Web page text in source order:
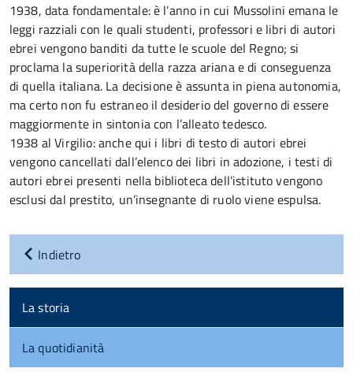
1938, data fondamentale: è l’anno in cui Mussolini emana le
leggi razziali con le quali studenti, professori e libri di autori
ebrei vengono banditi da tutte le scuole del Regno; si
proclama la superiorità della razza ariana e di conseguenza
di quella italiana. La decisione è assunta in piena autonomia,
ma certo non fu estraneo il desiderio del governo di essere
maggiormente in sintonia con l’alleato tedesco.
1938 al Virgilio: anche qui i libri di testo di autori ebrei
vengono cancellati dall’elenco dei libri in adozione, i testi di
autori ebrei presenti nella biblioteca dell’istituto vengono
esclusi dal prestito, un’insegnante di ruolo viene espulsa.
Indietro
La storia
La quotidianità